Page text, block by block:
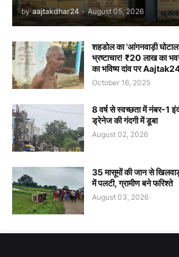
by aajtakdhar24 - August 05, 2026
शहडोल का 'आंगनवाड़ी
भ्रष्टाचार! ₹20 लाख का
का भविष्य दांव पर
October 16, 2025
8 वर्ष से स्वच्छता में नंबर-1
ड्रेनेज की गंदगी में डूबा
August 02, 2026
35 मासूमों की जान से
में पलटी, ग्रामीण बने फरिश्ते
August 03, 2026